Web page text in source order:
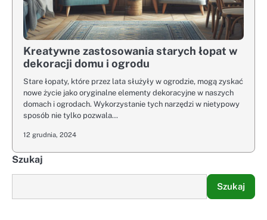
Kreatywne zastosowania starych łopat w
dekoracji domu i ogrodu
Stare łopaty, które przez lata służyły w ogrodzie, mogą zyskać
nowe życie jako oryginalne elementy dekoracyjne w naszych
domach i ogrodach. Wykorzystanie tych narzędzi w nietypowy
sposób nie tylko pozwala…
12 grudnia, 2024
Szukaj
Szukaj